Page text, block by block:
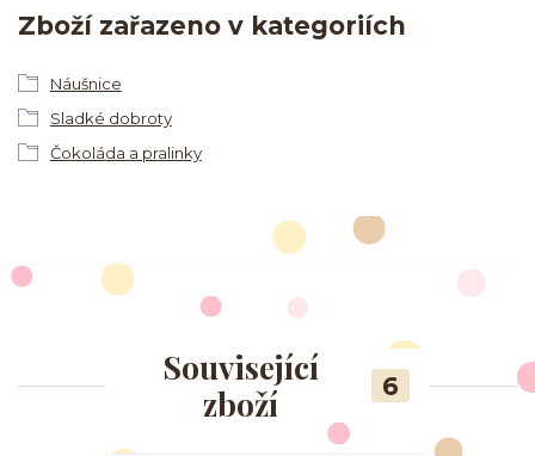
Zboží zařazeno v kategoriích
Náušnice
Sladké dobroty
Čokoláda a pralinky
Související
zboží
6